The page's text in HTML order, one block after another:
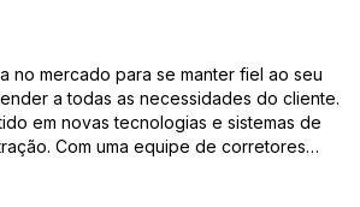
no mercado para se manter fiel ao seu
a todas as necessidades do cliente.
em novas tecnologias e sistemas de
Com uma equipe de corretores